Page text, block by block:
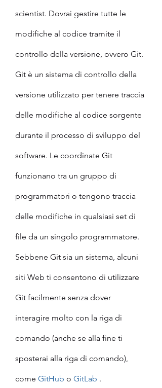
scientist. Dovrai gestire tutte le
modifiche al codice tramite il
controllo della versione, ovvero Git.
Git è un sistema di controllo della
versione utilizzato per tenere traccia
delle modifiche al codice sorgente
durante il processo di sviluppo del
software. Le coordinate Git
funzionano tra un gruppo di
programmatori o tengono traccia
delle modifiche in qualsiasi set di
file da un singolo programmatore.
Sebbene Git sia un sistema, alcuni
siti Web ti consentono di utilizzare
Git facilmente senza dover
interagire molto con la riga di
comando (anche se alla fine ti
sposterai alla riga di comando),
come GitHub o GitLab .